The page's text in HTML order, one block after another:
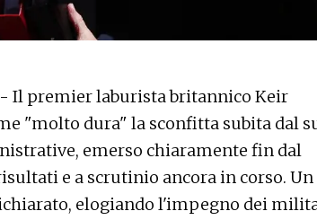
- Il premier laburista britannico Keir
"molto dura" la sconfitta subita dal
emerso chiaramente fin dal
e a scrutinio ancora in corso. Un
elogiando l'impegno dei